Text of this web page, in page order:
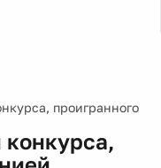
проигранного